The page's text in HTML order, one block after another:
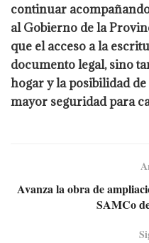
continuar
al Gobierno de la
que el acceso a la
documento legal, sino
hogar y la posibilidad
mayor seguridad para
Avanza la obra de
SAMCo